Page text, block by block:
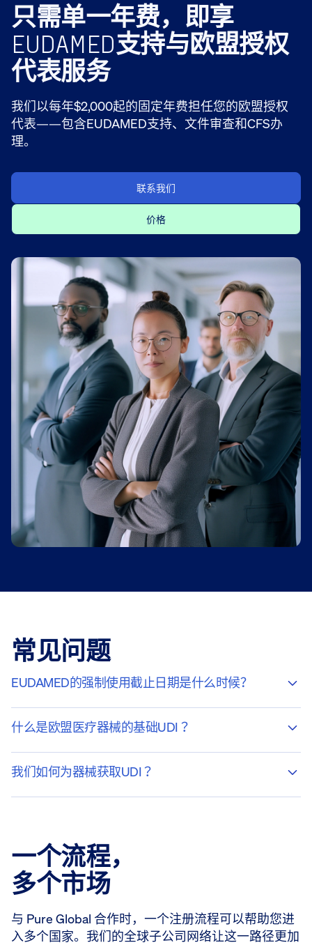
只需单一年费，即享
EUDAMED支持与欧盟授权
代表服务
我们以每年$2,000起的固定年费担任您的欧盟授权
代表——包含EUDAMED支持、文件审查和CFS办
理。
联系我们
价格
常见问题
EUDAMED的强制使用截止日期是什么时候？
什么是欧盟医疗器械的基础UDI？
我们如何为器械获取UDI？
一个流程，
多个市场
与 Pure Global 合作时，一个注册流程可以帮助您进
入多个国家。我们的全球子公司网络让这一路径更加